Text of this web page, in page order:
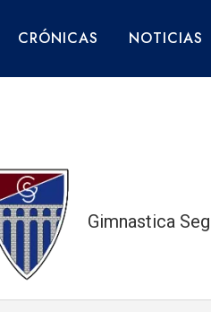
CRÓNICAS NOTICIAS
Gimnastica